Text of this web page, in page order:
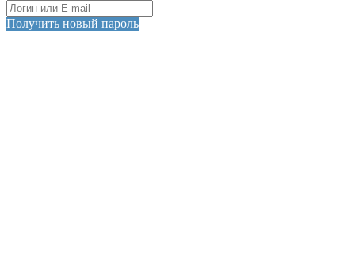
Получить новый пароль